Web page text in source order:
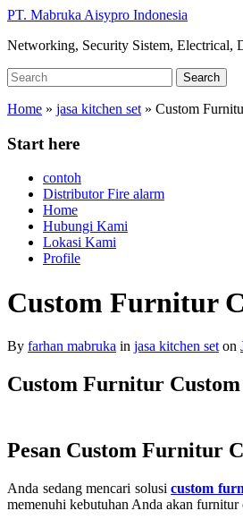
Skip
main
PT. Mabruka Aisypro Indonesia
Networking, Security Sistem, Electrical,
Search
for:
Search
Home » jasa kitchen set » Custom
Start here
contoh
Distributor Fire alarm
Home
Hubungi Kami
Lokasi Kami
Profile
Custom Furnitur
By farhan mabruka in jasa kitchen set on
Custom Furnitur
Pesan Custom Furnitur
Anda sedang mencari solusicustom
memenuhi kebutuhan Anda akan